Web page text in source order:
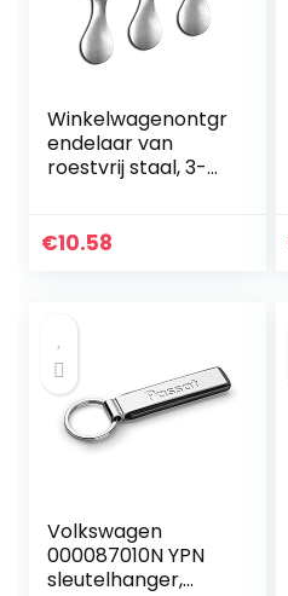
Winkelwagenontgr
endelaar van
roestvrij staal, 3-
afneembaar,
€10.58
Volkswagen
000087010N YPN
sleutelhanger,